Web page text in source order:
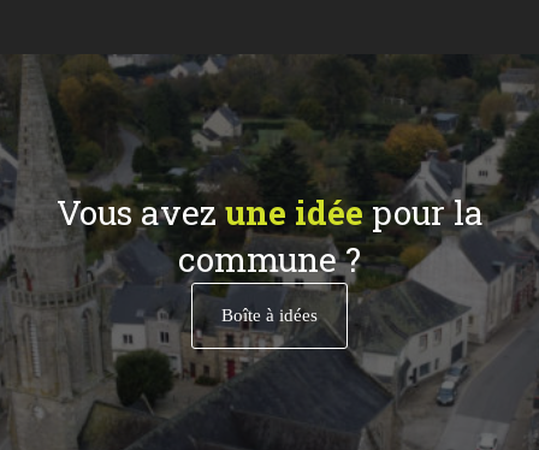
Vous avezune idéepour la
commune ?
Boîte à idées